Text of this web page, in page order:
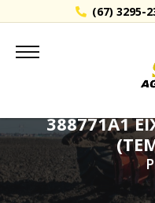
(67) 3295-
388771A1